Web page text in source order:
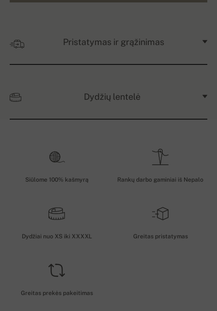
Pristatymas ir grąžinimas
Dydžių lentelė
Siūlome 100% kašmyrą Rankų darbo gaminiai iš Nepalo
Dydžiai nuo XS iki XXXXL Greitas pristatymas
Greitas prekės pakeitimas